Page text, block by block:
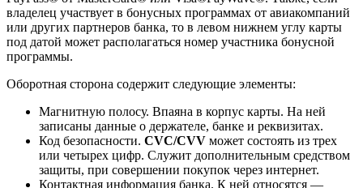
владелец участвует в бонусных программах от авиакомпаний
или других партнеров банка, то в левом нижнем углу карты
под датой может располагаться номер участника бонусной
программы.
Оборотная сторона содержит следующие элементы:
Магнитную полосу. Впаяна в корпус карты. На ней
записаны данные о держателе, банке и реквизитах.
Код безопасности. CVC/CVV может состоять из трех
или четырех цифр. Служит дополнительным средством
защиты, при совершении покупок через интернет.
Контактная информация банка. К ней относятся —